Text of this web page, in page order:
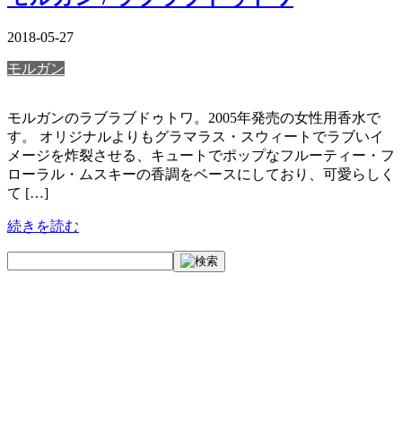
2018-05-27
モルガン
モルガンのラブラブドゥトワ。2005年発売の女性用香水で
す。 オリジナルよりもグラマラス・スウィートでラブいイ
メージを炸裂させる、キュートでポップなフルーティー・フ
ローラル・ムスキーの香調をベースにしており、可愛らしく
て […]
続きを読む